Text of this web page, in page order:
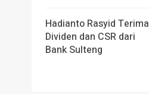
Hadianto Rasyid Terima
Dividen dan CSR dari
Bank Sulteng